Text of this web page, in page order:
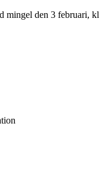
mingel den 3 februari, kl